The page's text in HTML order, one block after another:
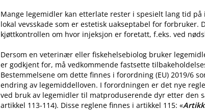
Mange legemidler kan etterlate rester i spesielt lang tid på
lokal vevsskade som er estetisk uakseptabel for forbruker.
kjøttkontrollen om hvor injeksjon er foretatt, f.eks. ved
Dersom en veterinær eller fiskehelsebiolog bruker
er godkjent for, må vedkommende fastsette
Bestemmelsene om dette finnes i forordning (EU) 2019/6
endring av legemiddelloven. I forordningen er det nye
ved bruk av legemidler til matproduserende dyr etter den
artikkel 113-114). Disse reglene finnes i artikkel 115: «